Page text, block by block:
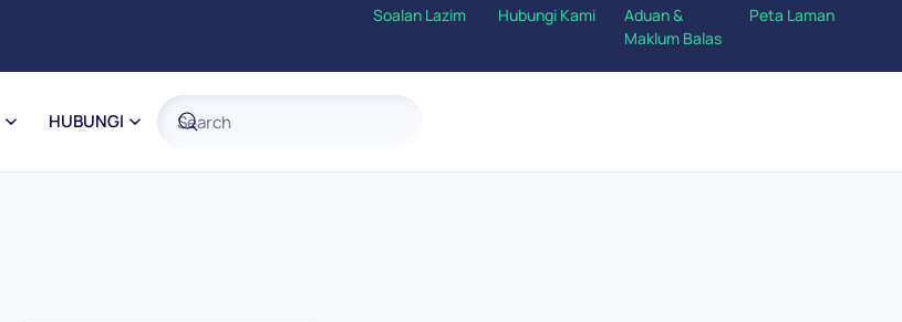
Soalan Lazim Hubungi Kami
Aduan &
Maklum Balas
Peta Laman
HUBUNGI